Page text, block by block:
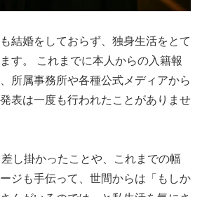
結婚をしておらず、独身生活をとて
す。 これまでに本人からの入籍報
所属事務所や各種公式メディアから
表は一度も行われたことがありませ
し掛かったことや、これまでの幅
ジも手伝って、世間からは「もしか